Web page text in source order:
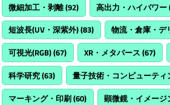
微細加工・剥離(92) 高出力・ハイパワー
短波長(UV・深紫外)(83) 物流・倉庫・デ
可視光(RGB)(67) XR・メタバース (67)
科学研究(63) 量子技術・コンピューティ
マーキング・印刷(60) 顕微鏡・イメージ